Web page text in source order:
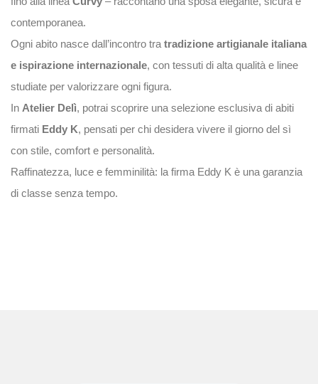
contemporanea.
Ogni abito nasce dall’incontro tra tradizione artigianale italiana
e ispirazione internazionale, con tessuti di alta qualità e linee
studiate per valorizzare ogni figura.
In Atelier Delì, potrai scoprire una selezione esclusiva di abiti
firmati Eddy K, pensati per chi desidera vivere il giorno del sì
con stile, comfort e personalità.
Raffinatezza, luce e femminilità: la firma Eddy K è una garanzia
di classe senza tempo.